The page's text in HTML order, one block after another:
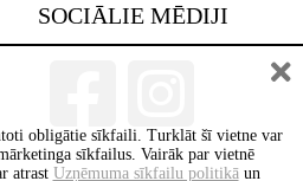
SOCIĀLIE MĒDIJI
obligātie sīkfaili. Turklāt šī vietne var
sīkfailus. Vairāk par vietnē
atrast Uzņēmuma sīkfailu politikāun